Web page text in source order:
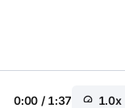
0:00 / 1:37 1.0x